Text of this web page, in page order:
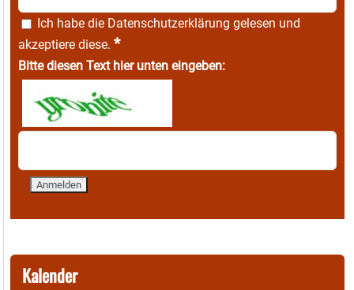
Ich habe die Datenschutzerklärung gelesen und
akzeptiere diese. *
Bitte diesen Text hier unten eingeben:
Kalender